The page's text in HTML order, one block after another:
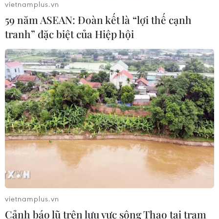
Xem thêm
CƠ QUAN CHỦ QUẢN: THÔNG TẤN XÃ VIỆT NAM
Tổng Biên tập: TRẦN TIẾN DUẨN
Phó Tổng Biên tập: NGUYỄN THỊ TÁM, KHÚC THANH
THỦY
Sở hữu trí tuệ
RSS
Hỗ trợ
vietnamplus.vn
59 năm ASEAN: Đoàn kết là “lợi thế cạnh
tranh” đặc biệt của Hiệp hội
vietnamplus.vn
Cảnh báo lũ trên lưu vực sông Thao tại trạm